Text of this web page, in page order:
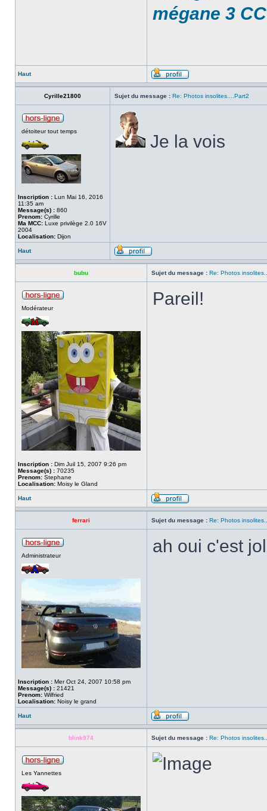
mégane 3
Haut
Cyrille21800 Sujet du message : Re: Photos insolites....Part2
détoiteur tout temps
Inscription : Lun Mai 16, 2016
11:35 am
Message(s) : 860
Prenom: Cyrille
Ma MCC: Luxe privilège 2.0 16V
2004
Localisation: Dijon
Je la vois
Haut
bubu Sujet du message : Re: Photos
Modérateur
Inscription : Dim Juil 15, 2007 9:26 pm
Message(s) : 70235
Prenom: Stephane
Localisation: Moisy le Gland
Pareil!
Haut
ferrari Sujet du message : Re: Photos
Administrateur
Inscription : Mer Oct 24, 2007 10:58 pm
Message(s) : 21421
Prenom: Wilfried
Localisation: Noisy le grand
ah oui c'est
Haut
blink974 Sujet du message : Re: Photos
Les Yannettes